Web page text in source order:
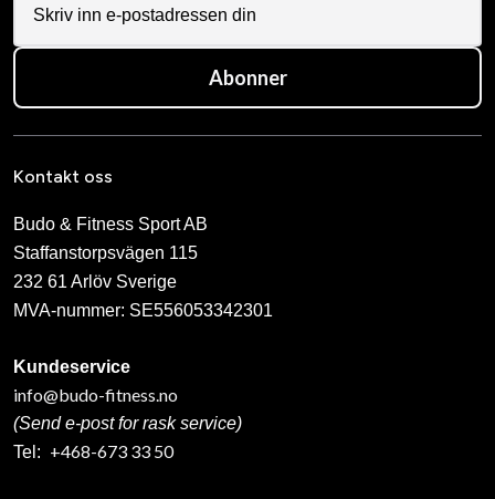
Abonner
Kontakt oss
Budo & Fitness Sport AB
Staffanstorpsvägen 115
232 61 Arlöv Sverige
MVA-nummer: SE556053342301
Kundeservice
info@budo-fitness.no
(Send e-post for rask service)
Tel: +468-673 33 50